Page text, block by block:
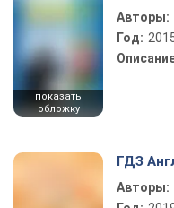
показать
обложку
Авторы:
Год:
ГДЗ
Авторы: